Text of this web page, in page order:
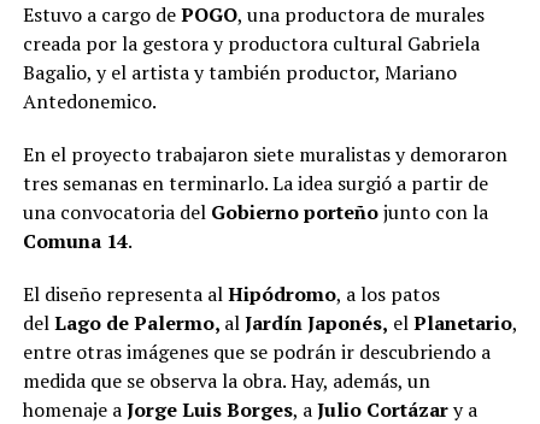
Estuvo a cargo dePOGO, una productora de murales
creada por la gestora y productora cultural Gabriela
Bagalio, y el artista y también productor, Mariano
Antedonemico.
En el proyecto trabajaron siete muralistas y demoraron
tres semanas en terminarlo. La idea surgió a partir de
una convocatoria del Gobierno porteñojunto con la
Comuna 14.
El diseño representa alHipódromo, a los patos
delLago de Palermo, alJardín Japonés, elPlanetario,
entre otras imágenes que se podrán ir descubriendo a
medida que se observa la obra. Hay, además, un
homenaje aJorge Luis Borges, aJulio Cortázary a